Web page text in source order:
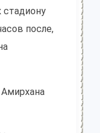
стадиону
после,
Амирхана